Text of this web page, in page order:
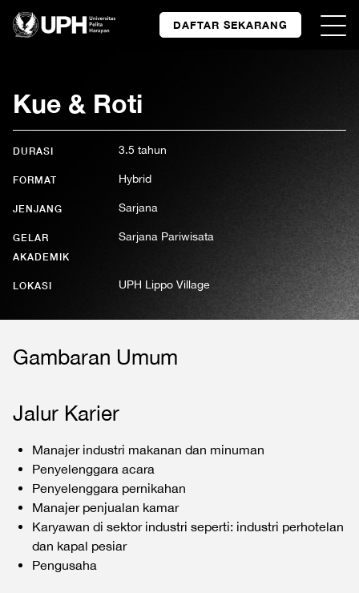
DAFTAR SEKARANG
Kue & Roti
DURASI 3.5 tahun
FORMAT Hybrid
JENJANG Sarjana
GELAR
AKADEMIK
Sarjana Pariwisata
LOKASI UPH Lippo Village
Gambaran Umum
Jalur Karier
Manajer industri makanan dan minuman
Penyelenggara acara
Penyelenggara pernikahan
Manajer penjualan kamar
Karyawan di sektor industri seperti: industri perhotelan
dan kapal pesiar
Pengusaha